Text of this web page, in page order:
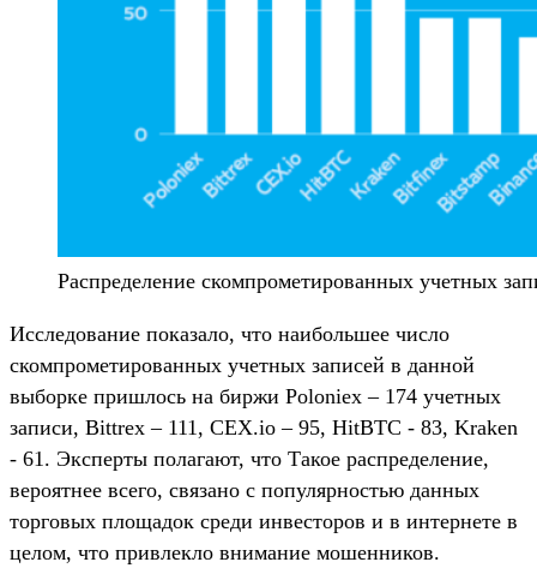
Распределение скомпрометированных учетных
Исследование показало, что наибольшее число
скомпрометированных учетных записей в данной
выборке пришлось на биржи Poloniex – 174 учетных
записи, Bittrex – 111, CEX.io – 95, HitBTC - 83, Kraken
- 61. Эксперты полагают, что Такое распределение,
вероятнее всего, связано с популярностью данных
торговых площадок среди инвесторов и в интернете в
целом, что привлекло внимание мошенников.